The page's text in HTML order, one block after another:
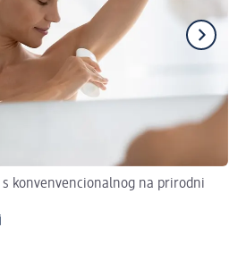
konvenvencionalnog na prirodni